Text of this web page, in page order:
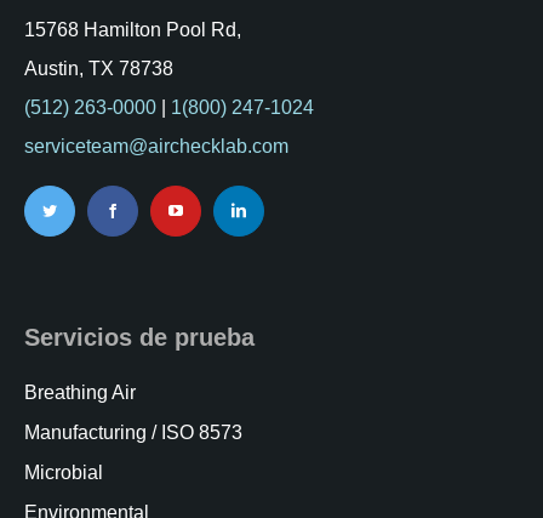
15768 Hamilton Pool Rd,
Austin, TX 78738
(512) 263-0000| 1(800) 247-1024
serviceteam@airchecklab.com
Servicios de prueba
Breathing Air
Manufacturing / ISO 8573
Microbial
Environmental